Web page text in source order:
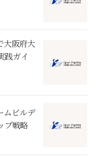
大阪府大
践ガイ
ムビルデ
プ戦略